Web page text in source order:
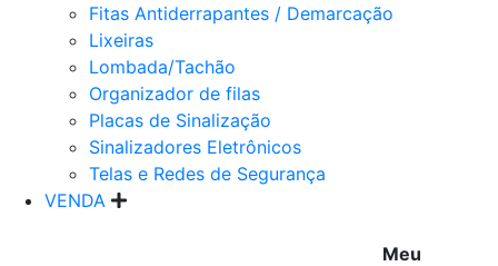
Fitas Antiderrapantes / Demarcação
Lixeiras
Lombada/Tachão
Organizador de filas
Placas de Sinalização
Sinalizadores Eletrônicos
Telas e Redes de Segurança
VENDA
Meu